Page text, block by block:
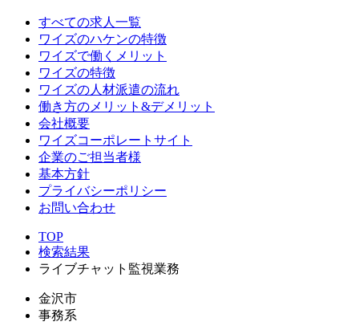
すべての求人一覧
ワイズのハケンの特徴
ワイズで働くメリット
ワイズの特徴
ワイズの人材派遣の流れ
働き方のメリット&デメリット
会社概要
ワイズコーポレートサイト
企業のご担当者様
基本方針
プライバシーポリシー
お問い合わせ
TOP
検索結果
ライブチャット監視業務
金沢市
事務系